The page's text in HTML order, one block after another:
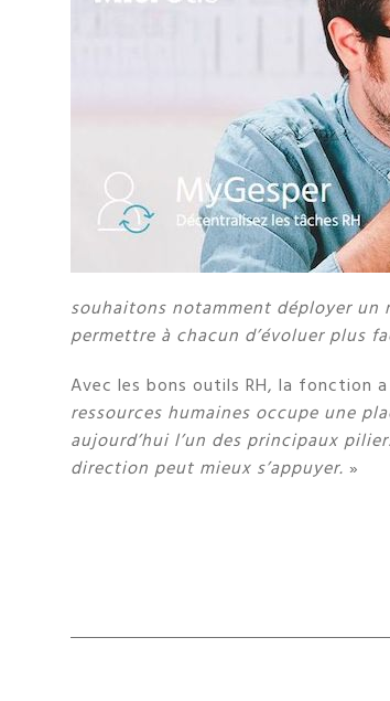
souhaitons notamment déployer un
permettre à chacun d’évoluer plus
Avec les bons outils RH, la fonction
ressources humaines occupe une
aujourd’hui l’un des principaux
direction peut mieux s’appuyer. »